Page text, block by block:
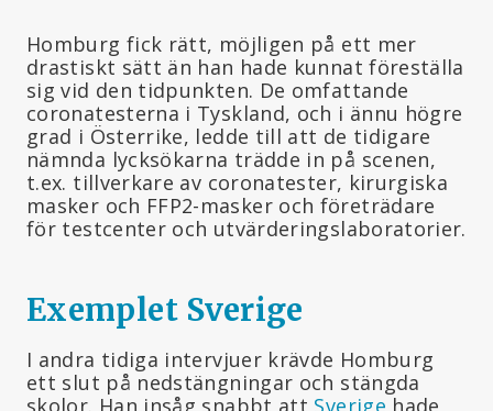
Homburg fick rätt, möjligen på ett mer
drastiskt sätt än han hade kunnat föreställa
sig vid den tidpunkten. De omfattande
coronatesterna i Tyskland, och i ännu högre
grad i Österrike, ledde till att de tidigare
nämnda lycksökarna trädde in på scenen,
t.ex. tillverkare av coronatester, kirurgiska
masker och FFP2-masker och företrädare
för testcenter och utvärderingslaboratorier.
Exemplet Sverige
I andra tidiga intervjuer krävde Homburg
ett slut på nedstängningar och stängda
skolor. Han insåg snabbt att Sverige hade